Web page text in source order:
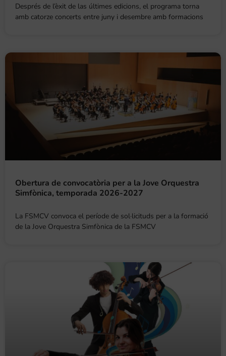
Després de l’èxit de las últimes edicions, el programa torna
amb catorze concerts entre juny i desembre amb formacions
Obertura de convocatòria per a la Jove Orquestra
Simfònica, temporada 2026-2027
La FSMCV convoca el període de sol·licituds per a la formació
de la Jove Orquestra Simfònica de la FSMCV